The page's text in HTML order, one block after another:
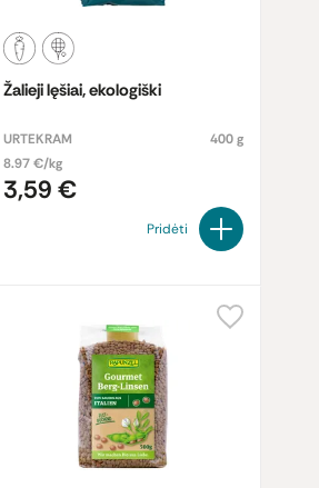
Žalieji lęšiai, ekologiški
URTEKRAM
400 g
8.97 €/kg
3,59 €
Pridėti